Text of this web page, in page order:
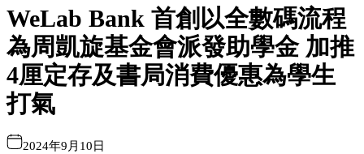
WeLab Bank 首創以全數碼流程
為周凱旋基金會派發助學金 加推
4厘定存及書局消費優惠為學生
打氣
2024年9月10日